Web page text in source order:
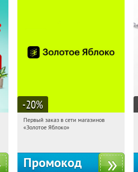
-20%
08:50:21
Получи первым!
Первый заказ в сети магазинов
«Золотое Яблоко»
Промокод